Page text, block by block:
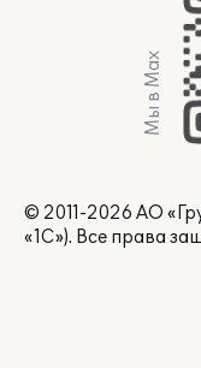
Мы в Max
© 2011-2026 АО
«1С»). Все права